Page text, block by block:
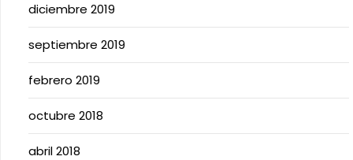
diciembre 2019
septiembre 2019
febrero 2019
octubre 2018
abril 2018